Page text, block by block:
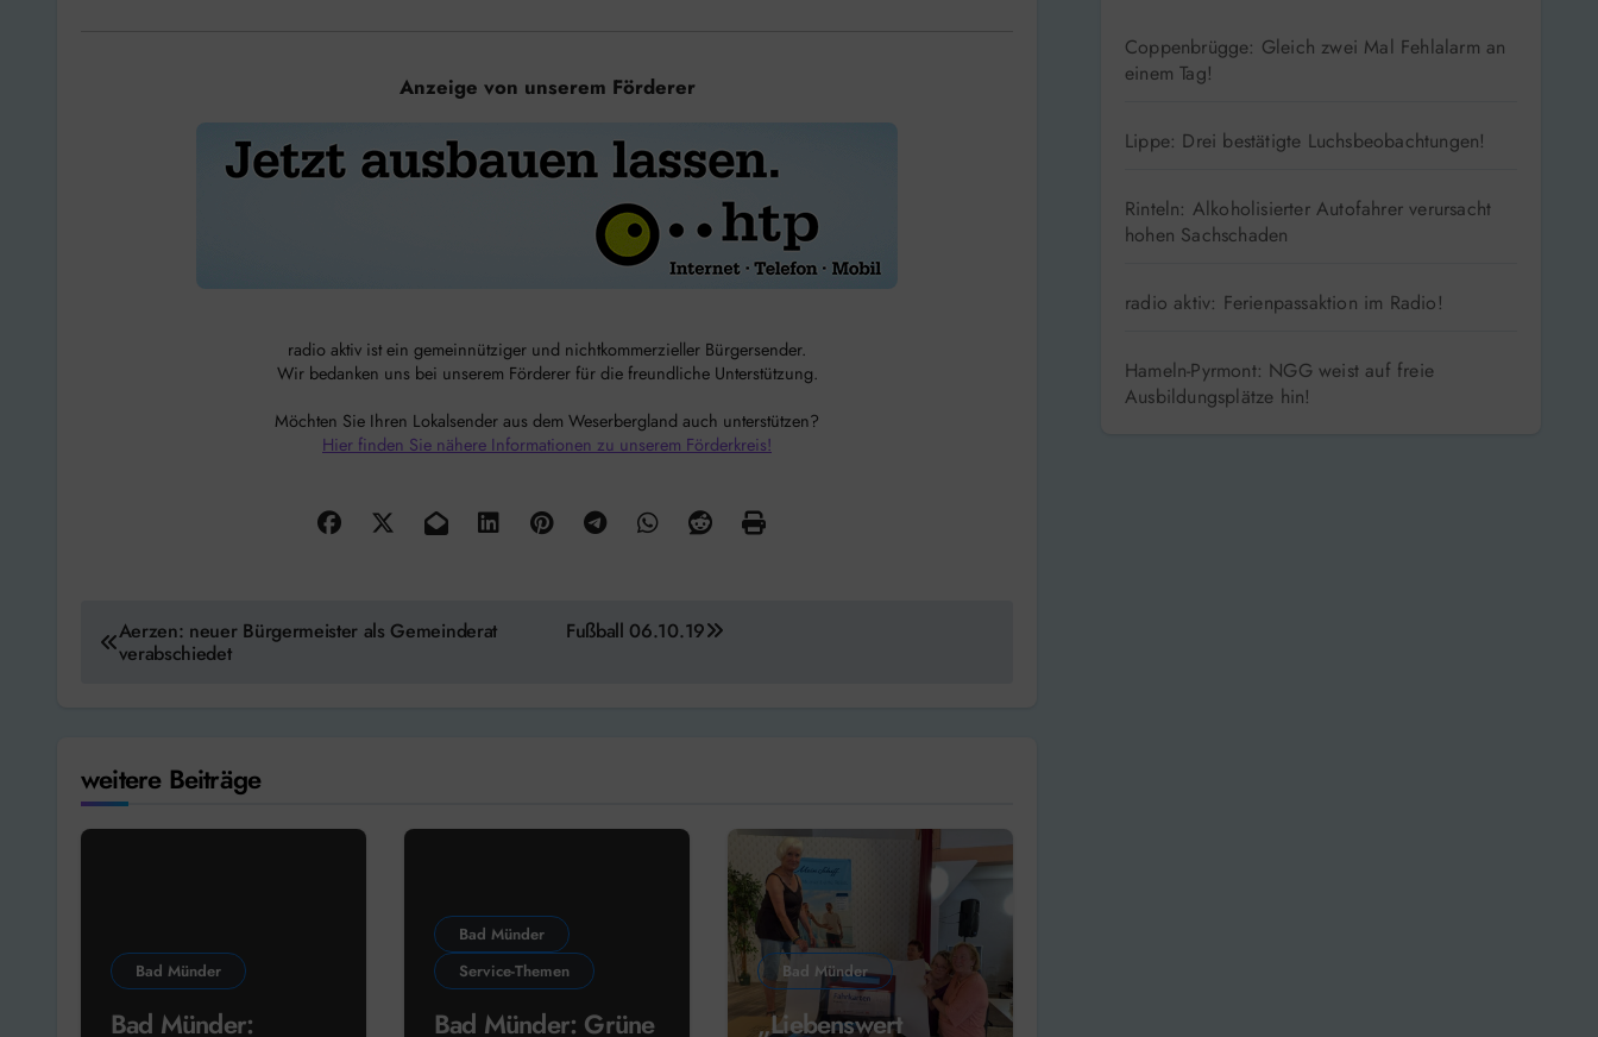
Anzeige von unserem Förderer
radio aktiv ist ein gemeinnütziger und nichtkommerzieller Bürgersender.
Wir bedanken uns bei unserem Förderer für die freundliche Unterstützung.
Möchten Sie Ihren Lokalsender aus dem Weserbergland auch unterstützen?
Hier finden Sie nähere Informationen zu unserem Förderkreis!
Beitragsnavigation
Aerzen: neuer Bürgermeister als Gemeinderat
verabschiedet
Fußball 06.10.19
weitere Beiträge
Bad Münder
Bad Münder:
Bad Münder
Service-Themen
Bad Münder: Grüne
Bad Münder
„Liebenswert
Coppenbrügge: Gleich zwei Mal Fehlalarm an
einem Tag!
Lippe: Drei bestätigte Luchsbeobachtungen!
Rinteln: Alkoholisierter Autofahrer verursacht
hohen Sachschaden
radio aktiv: Ferienpassaktion im Radio!
Hameln-Pyrmont: NGG weist auf freie
Ausbildungsplätze hin!